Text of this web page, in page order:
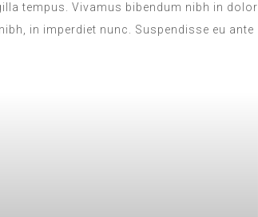
tempus. Vivamus bibendum nibh in dolor
in imperdiet nunc. Suspendisse eu ante